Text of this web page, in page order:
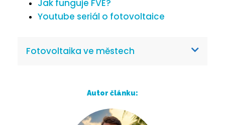
Jak funguje FVE?
Youtube seriál o fotovoltaice
Fotovoltaika ve městech
Autor článku: